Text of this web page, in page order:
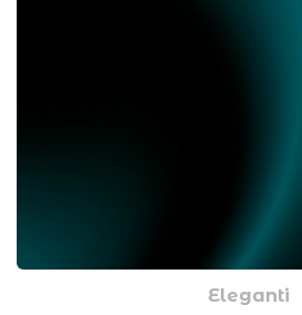
Eleganti